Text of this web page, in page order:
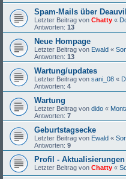
Spam-Mails über
Letzter Beitrag von Chatty «
Antworten: 13
Neue Hompage
Letzter Beitrag von Ewald «
Antworten: 13
Wartung/updates
Letzter Beitrag von sani_08 «
Antworten: 4
Wartung
Letzter Beitrag von dido «
Antworten: 7
Geburtstagsecke
Letzter Beitrag von Ewald «
Antworten: 9
Profil -
Letzter Beitrag von Chatty «